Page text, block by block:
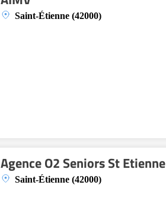
Saint-Étienne (42000)
Agence O2 Seniors St Etienne
Saint-Étienne (42000)